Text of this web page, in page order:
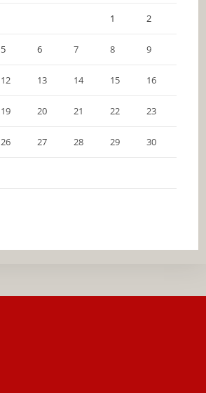
1 2
5 6 7 8 9
12 13 14 15 16
19 20 21 22 23
26 27 28 29 30